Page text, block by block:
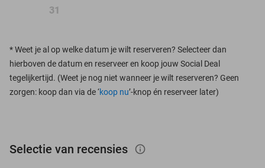
31
*Weet je al op welke datum je wilt reserveren? Selecteer dan
hierboven de datum en reserveer en koop jouw Social Deal
tegelijkertijd. (Weet je nog niet wanneer je wilt reserveren? Geen
zorgen: koop dan via de ‘koop nu’-knop én reserveer later)
Selectie van recensies info_outlined